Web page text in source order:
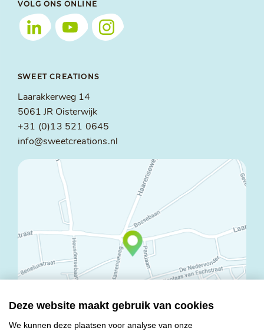
Deze website maakt gebruik van cookies
We kunnen deze plaatsen voor analyse van onze
VOLG ONS ONLINE
SWEET CREATIONS
Laarakkerweg 14
5061 JR Oisterwijk
+31 (0)13 521 0645
info@sweetcreations.nl